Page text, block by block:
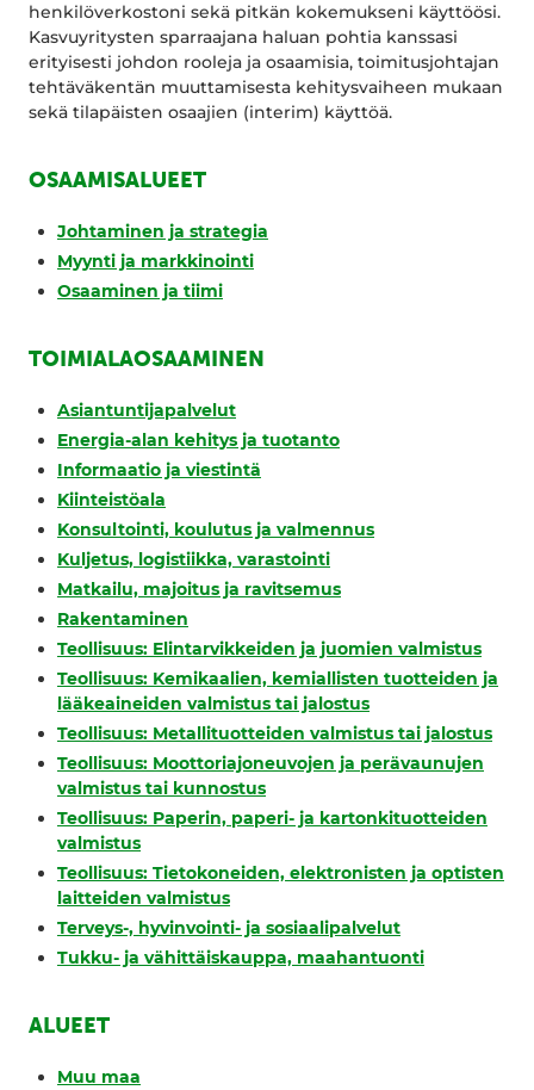
henkilöverkostoni sekä pitkän kokemukseni käyttöösi.
Kasvuyritysten sparraajana haluan pohtia kanssasi
erityisesti johdon rooleja ja osaamisia, toimitusjohtajan
tehtäväkentän muuttamisesta kehitysvaiheen mukaan
sekä tilapäisten osaajien (interim) käyttöä.
OSAAMISALUEET
Johtaminen ja strategia
Myynti ja markkinointi
Osaaminen ja tiimi
TOIMIALAOSAAMINEN
Asiantuntijapalvelut
Energia-alan kehitys ja tuotanto
Informaatio ja viestintä
Kiinteistöala
Konsultointi, koulutus ja valmennus
Kuljetus, logistiikka, varastointi
Matkailu, majoitus ja ravitsemus
Rakentaminen
Teollisuus: Elintarvikkeiden ja juomien valmistus
Teollisuus: Kemikaalien, kemiallisten tuotteiden ja
lääkeaineiden valmistus tai jalostus
Teollisuus: Metallituotteiden valmistus tai jalostus
Teollisuus: Moottoriajoneuvojen ja perävaunujen
valmistus tai kunnostus
Teollisuus: Paperin, paperi- ja kartonkituotteiden
valmistus
Teollisuus: Tietokoneiden, elektronisten ja optisten
laitteiden valmistus
Terveys-, hyvinvointi- ja sosiaalipalvelut
Tukku- ja vähittäiskauppa, maahantuonti
ALUEET
Muu maa